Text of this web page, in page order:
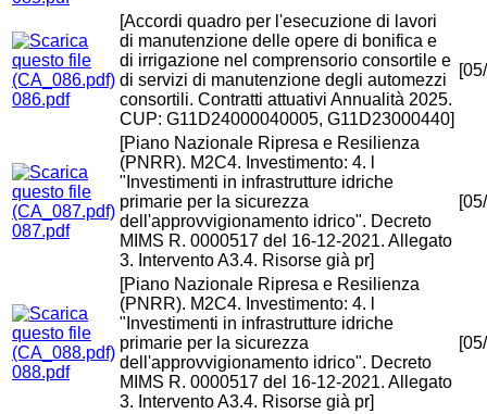
086.pdf
[Accordi quadro per l'esecuzione di lavori
di manutenzione delle opere di bonifica e
di irrigazione nel comprensorio consortile e
di servizi di manutenzione degli automezzi
consortili. Contratti attuativi Annualità 2025.
CUP: G11D24000040005, G11D23000440]
087.pdf
[Piano Nazionale Ripresa e Resilienza
(PNRR). M2C4. Investimento: 4. l
"Investimenti in infrastrutture idriche
primarie per la sicurezza
dell'approvvigionamento idrico". Decreto
MIMS R. 0000517 del 16-12-2021. Allegato
3. Intervento A3.4. Risorse già pr]
088.pdf
[Piano Nazionale Ripresa e Resilienza
(PNRR). M2C4. Investimento: 4. l
"Investimenti in infrastrutture idriche
primarie per la sicurezza
dell'approvvigionamento idrico". Decreto
MIMS R. 0000517 del 16-12-2021. Allegato
3. Intervento A3.4. Risorse già pr]